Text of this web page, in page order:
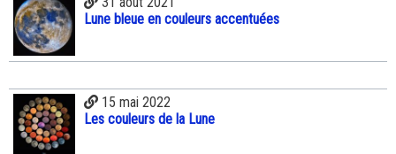
Lune bleue en couleurs accentuées
15 mai 2022
Les couleurs de la Lune